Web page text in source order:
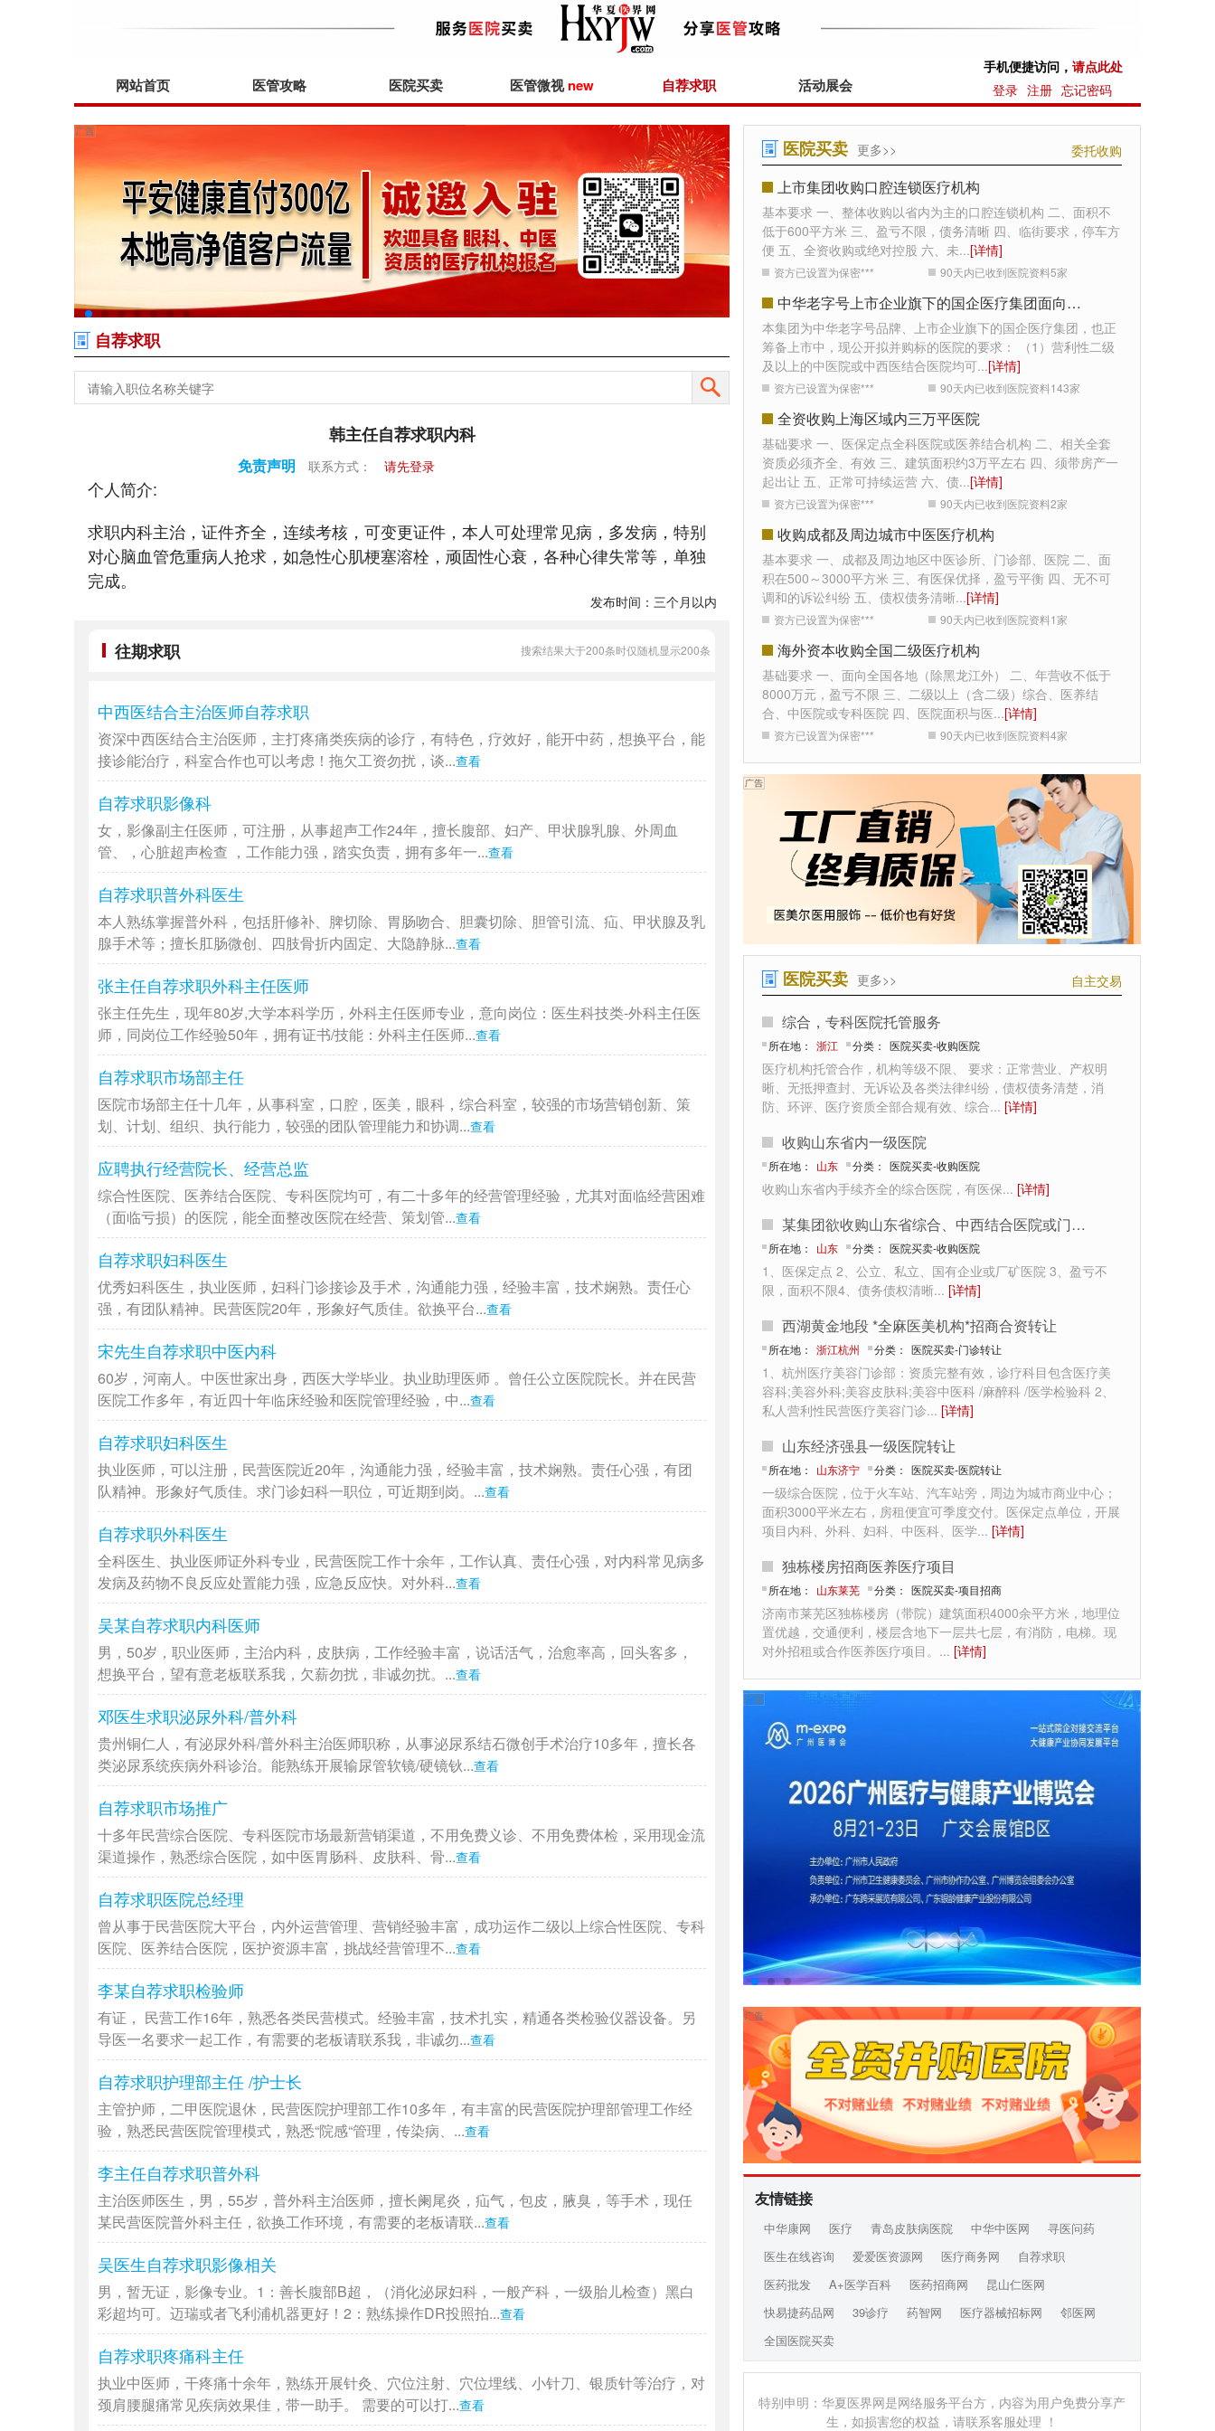
网站首页 医管攻略 医院买卖 医管微视new 自荐求职 活动展会
手机便捷访问， 请点此处
登录 注册 忘记密码
自荐求职
韩主任自荐求职内科
免责声明 联系方式： 请先登录
个人简介:
求职内科主治，证件齐全，连续考核，可变更证件，本人可处理常见病，多发病，特别
对心脑血管危重病人抢求，如急性心肌梗塞溶栓，顽固性心衰，各种心律失常等，单独
完成。
发布时间：三个月以内
往期求职 搜索结果大于200条时仅随机显示200条
中西医结合主治医师自荐求职
资深中西医结合主治医师，主打疼痛类疾病的诊疗，有特色，疗效好，能开中药，想换平台，能
接诊能治疗，科室合作也可以考虑！拖欠工资勿扰，谈...查看
自荐求职影像科
女，影像副主任医师，可注册，从事超声工作24年，擅长腹部、妇产、甲状腺乳腺、外周血
管、，心脏超声检查 ，工作能力强，踏实负责，拥有多年一...查看
自荐求职普外科医生
本人熟练掌握普外科，包括肝修补、脾切除、胃肠吻合、胆囊切除、胆管引流、疝、甲状腺及乳
腺手术等；擅长肛肠微创、四肢骨折内固定、大隐静脉...查看
张主任自荐求职外科主任医师
张主任先生，现年80岁,大学本科学历，外科主任医师专业，意向岗位：医生科技类-外科主任医
师，同岗位工作经验50年，拥有证书/技能：外科主任医师...查看
自荐求职市场部主任
医院市场部主任十几年，从事科室，口腔，医美，眼科，综合科室，较强的市场营销创新、策
划、计划、组织、执行能力，较强的团队管理能力和协调...查看
应聘执行经营院长、经营总监
综合性医院、医养结合医院、专科医院均可，有二十多年的经营管理经验，尤其对面临经营困难
（面临亏损）的医院，能全面整改医院在经营、策划管...查看
自荐求职妇科医生
优秀妇科医生，执业医师，妇科门诊接诊及手术，沟通能力强，经验丰富，技术娴熟。责任心
强，有团队精神。民营医院20年，形象好气质佳。欲换平台...查看
宋先生自荐求职中医内科
60岁，河南人。中医世家出身，西医大学毕业。执业助理医师 。曾任公立医院院长。并在民营
医院工作多年，有近四十年临床经验和医院管理经验，中...查看
自荐求职妇科医生
执业医师，可以注册，民营医院近20年，沟通能力强，经验丰富，技术娴熟。责任心强，有团
队精神。形象好气质佳。求门诊妇科一职位，可近期到岗。...查看
自荐求职外科医生
全科医生、执业医师证外科专业，民营医院工作十余年，工作认真、责任心强，对内科常见病多
发病及药物不良反应处置能力强，应急反应快。对外科...查看
吴某自荐求职内科医师
男，50岁，职业医师，主治内科，皮肤病，工作经验丰富，说话活气，治愈率高，回头客多，
想换平台，望有意老板联系我，欠薪勿扰，非诚勿扰。...查看
邓医生求职泌尿外科/普外科
贵州铜仁人，有泌尿外科/普外科主治医师职称，从事泌尿系结石微创手术治疗10多年，擅长各
类泌尿系统疾病外科诊治。能熟练开展输尿管软镜/硬镜钬...查看
自荐求职市场推广
十多年民营综合医院、专科医院市场最新营销渠道，不用免费义诊、不用免费体检，采用现金流
渠道操作，熟悉综合医院，如中医胃肠科、皮肤科、骨...查看
自荐求职医院总经理
曾从事于民营医院大平台，内外运营管理、营销经验丰富，成功运作二级以上综合性医院、专科
医院、医养结合医院，医护资源丰富，挑战经营管理不...查看
李某自荐求职检验师
有证， 民营工作16年，熟悉各类民营模式。经验丰富，技术扎实，精通各类检验仪器设备。另
导医一名要求一起工作，有需要的老板请联系我，非诚勿...查看
自荐求职护理部主任 /护士长
主管护师，二甲医院退休，民营医院护理部工作10多年，有丰富的民营医院护理部管理工作经
验，熟悉民营医院管理模式，熟悉“院感“管理，传染病、...查看
李主任自荐求职普外科
主治医师医生，男，55岁，普外科主治医师，擅长阑尾炎，疝气，包皮，腋臭，等手术，现任
某民营医院普外科主任，欲换工作环境，有需要的老板请联...查看
吴医生自荐求职影像相关
男，暂无证，影像专业。1：善长腹部B超，（消化泌尿妇科，一般产科，一级胎儿检查）黑白
彩超均可。迈瑞或者飞利浦机器更好！2：熟练操作DR投照拍...查看
自荐求职疼痛科主任
执业中医师，干疼痛十余年，熟练开展针灸、穴位注射、穴位埋线、小针刀、银质针等治疗，对
颈肩腰腿痛常见疾病效果佳，带一助手。 需要的可以打...查看
医院买卖 更多>> 委托收购
上市集团收购口腔连锁医疗机构
基本要求 一、整体收购以省内为主的口腔连锁机构 二、面积不
低于600平方米 三、盈亏不限，债务清晰 四、临街要求，停车方
便 五、全资收购或绝对控股 六、未...[详情]
资方已设置为保密*** 90天内已收到医院资料5家
中华老字号上市企业旗下的国企医疗集团面向全国收购医院
本集团为中华老字号品牌、上市企业旗下的国企医疗集团，也正
筹备上市中，现公开拟并购标的医院的要求： （1）营利性二级
及以上的中医院或中西医结合医院均可...[详情]
资方已设置为保密*** 90天内已收到医院资料143家
全资收购上海区域内三万平医院
基础要求 一、医保定点全科医院或医养结合机构 二、相关全套
资质必须齐全、有效 三、建筑面积约3万平左右 四、须带房产一
起出让 五、正常可持续运营 六、债...[详情]
资方已设置为保密*** 90天内已收到医院资料2家
收购成都及周边城市中医医疗机构
基本要求 一、成都及周边地区中医诊所、门诊部、医院 二、面
积在500～3000平方米 三、有医保优择，盈亏平衡 四、无不可
调和的诉讼纠纷 五、债权债务清晰...[详情]
资方已设置为保密*** 90天内已收到医院资料1家
海外资本收购全国二级医疗机构
基础要求 一、面向全国各地（除黑龙江外） 二、年营收不低于
8000万元，盈亏不限 三、二级以上（含二级）综合、医养结
合、中医院或专科医院 四、医院面积与医...[详情]
资方已设置为保密*** 90天内已收到医院资料4家
医院买卖 更多>> 自主交易
综合，专科医院托管服务
所在地： 浙江 分类： 医院买卖-收购医院
医疗机构托管合作，机构等级不限、 要求：正常营业、产权明
晰、无抵押查封、无诉讼及各类法律纠纷，债权债务清楚，消
防、环评、医疗资质全部合规有效、综合... [详情]
收购山东省内一级医院
所在地： 山东 分类： 医院买卖-收购医院
收购山东省内手续齐全的综合医院，有医保... [详情]
某集团欲收购山东省综合、中西结合医院或门诊部
所在地： 山东 分类： 医院买卖-收购医院
1、医保定点 2、公立、私立、国有企业或厂矿医院 3、盈亏不
限，面积不限4、债务债权清晰... [详情]
西湖黄金地段 *全麻医美机构*招商合资转让
所在地： 浙江杭州 分类： 医院买卖-门诊转让
1、杭州医疗美容门诊部：资质完整有效，诊疗科目包含医疗美
容科;美容外科;美容皮肤科;美容中医科 /麻醉科 /医学检验科 2、
私人营利性民营医疗美容门诊... [详情]
山东经济强县一级医院转让
所在地： 山东济宁 分类： 医院买卖-医院转让
一级综合医院，位于火车站、汽车站旁，周边为城市商业中心；
面积3000平米左右，房租便宜可季度交付。医保定点单位，开展
项目内科、外科、妇科、中医科、医学... [详情]
独栋楼房招商医养医疗项目
所在地： 山东莱芜 分类： 医院买卖-项目招商
济南市莱芜区独栋楼房（带院）建筑面积4000余平方米，地理位
置优越，交通便利，楼层含地下一层共七层，有消防，电梯。现
对外招租或合作医养医疗项目。 ... [详情]
友情链接
中华康网 医疗 青岛皮肤病医院 中华中医网
寻医问药
医生在线咨询
爱爱医资源网 医疗商务网
自荐求职
医药批发
A+医学百科 医药招商网
昆山仁医网
快易捷药品网
39诊疗 药智网 医疗器械招标网
邻医网
全国医院买卖
特别申明：华夏医界网是网络服务平台方，内容为用户免费分享产
生，如损害您的权益，请联系客服处理 ！